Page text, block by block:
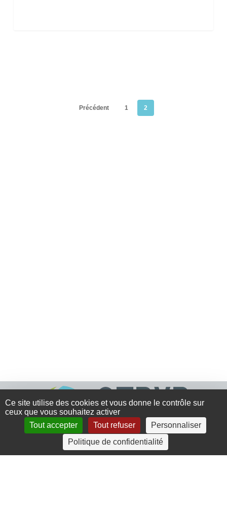
Précédent 1 2
Ce site utilise des cookies et vous donne le contrôle sur
ceux que vous souhaitez activer
Tout accepter
Tout refuser
Personnaliser
Politique de confidentialité